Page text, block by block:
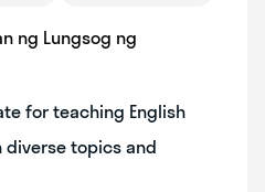
ng Lungsog ng
for teaching English
diverse topics and